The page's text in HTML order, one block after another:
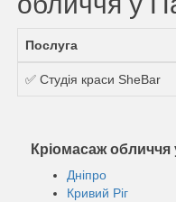
Послуга
✅ Студія краси SheBar
Кріомасаж обличчя
Дніпро
Кривий Ріг